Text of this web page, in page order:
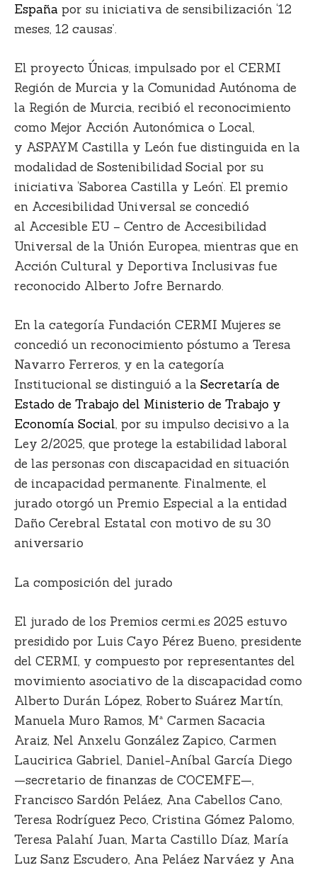
España por su iniciativa de sensibilización ‘12
meses, 12 causas’.
El proyecto Únicas, impulsado por el CERMI
Región de Murcia y la Comunidad Autónoma de
la Región de Murcia, recibió el reconocimiento
como Mejor Acción Autonómica o Local,
y ASPAYM Castilla y León fue distinguida en la
modalidad de Sostenibilidad Social por su
iniciativa ‘Saborea Castilla y León’. El premio
en Accesibilidad Universal se concedió
al Accesible EU – Centro de Accesibilidad
Universal de la Unión Europea, mientras que en
Acción Cultural y Deportiva Inclusivas fue
reconocido Alberto Jofre Bernardo.
En la categoría Fundación CERMI Mujeres se
concedió un reconocimiento póstumo a Teresa
Navarro Ferreros, y en la categoría
Institucional se distinguió a la Secretaría de
Estado de Trabajo del Ministerio de Trabajo y
Economía Social, por su impulso decisivo a la
Ley 2/2025, que protege la estabilidad laboral
de las personas con discapacidad en situación
de incapacidad permanente. Finalmente, el
jurado otorgó un Premio Especial a la entidad
Daño Cerebral Estatal con motivo de su 30
aniversario
La composición del jurado
El jurado de los Premios cermi.es 2025 estuvo
presidido por Luis Cayo Pérez Bueno, presidente
del CERMI, y compuesto por representantes del
movimiento asociativo de la discapacidad como
Alberto Durán López, Roberto Suárez Martín,
Manuela Muro Ramos, Mª Carmen Sacacia
Araiz, Nel Anxelu González Zapico, Carmen
Laucirica Gabriel, Daniel-Aníbal García Diego
—secretario de finanzas de COCEMFE—,
Francisco Sardón Peláez, Ana Cabellos Cano,
Teresa Rodríguez Peco, Cristina Gómez Palomo,
Teresa Palahí Juan, Marta Castillo Díaz, María
Luz Sanz Escudero, Ana Peláez Narváez y Ana